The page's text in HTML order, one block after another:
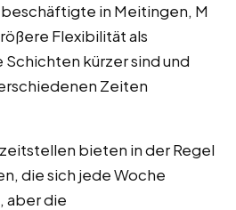
in Meitingen, M
Flexibilität als
kürzer sind und
Zeiten
bieten in der Regel
die sich jede Woche
aber die